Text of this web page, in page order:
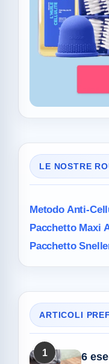
LE NOSTRE
Metodo Anti-
Pacchetto Maxi
Pacchetto
ARTICOLI
1
6